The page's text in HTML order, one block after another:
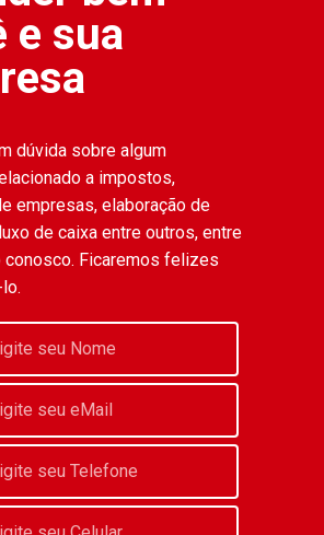
e sua
dúvida sobre algum
a impostos,
empresas, elaboração de
de caixa entre outros, entre
conosco. Ficaremos felizes